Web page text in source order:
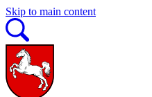
Skip to main content